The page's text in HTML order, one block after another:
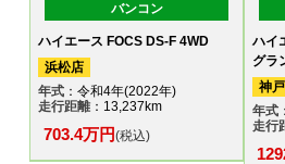
バンコン
ハイエース FOCS DS-F 4WD
浜松店
年式 ：令和4年(2022年)
走行距離：13,237km
703.4万円(税込)
ハイ
グラ
神
年式
走行